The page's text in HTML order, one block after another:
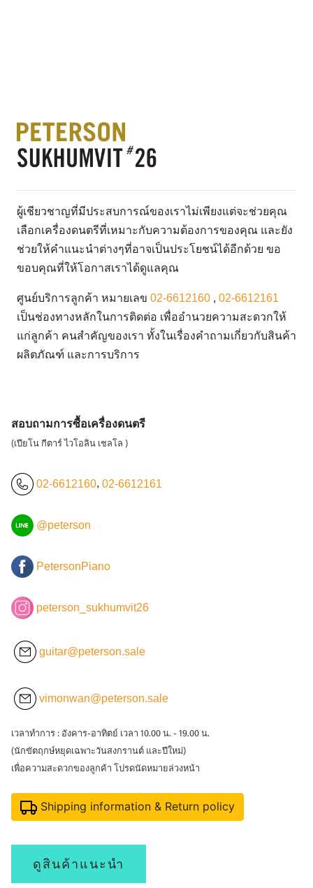
ผู้เชียวชาญที่มีประสบการณ์ของเราไม่เพียงแต่จะช่วยคุณ
เลือกเครื่องดนตรีที่เหมาะกับความต้องการของคุณ และยัง
ช่วยให้คำแนะนำต่างๆที่อาจเป็นประโยชน์ได้อีกด้วย ขอ
ขอบคุณที่ให้โอกาสเราได้ดูแลคุณ
ศูนย์บริการลูกค้า หมายเลข 02-6612160 , 02-6612161
เป็นช่องทางหลักในการติดต่อ เพื่ออำนวยความสะดวกให้
แก่ลูกค้า คนสำคัญของเรา ทั้งในเรื่องคำถามเกี่ยวกับสินค้า
ผลิตภัณฑ์ และการบริการ
สอบถามการซื้อเครื่องดนตรี
(เปียโน กีตาร์ ไวโอลิน เชลโล )
02-6612160, 02-6612161
@peterson
PetersonPiano
peterson_sukhumvit26
guitar@peterson.sale
vimonwan@peterson.sale
เวลาทำการ : อังคาร-อาทิตย์ เวลา 10.00 น. - 19.00 น.
(นักขัตฤกษ์หยุดเฉพาะวันสงกรานต์ และปีใหม่)
เพื่อความสะดวกของลูกค้า โปรดนัดหมายล่วงหน้า
Shipping information & Return policy
ดูสินค้าแนะนำ